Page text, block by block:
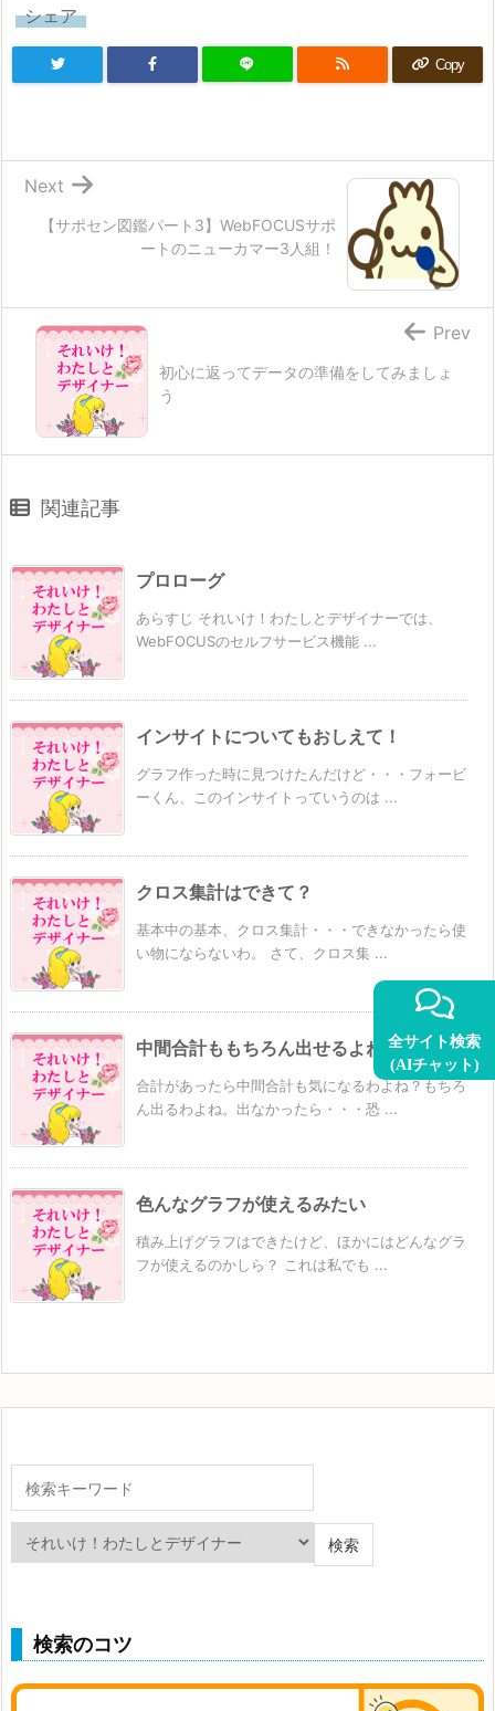
シェア
Copy
【サポセン図鑑パート3】WebFOCUSサポ
ートのニューカマー3人組！
Next
初心に返ってデータの準備をしてみましょ
う
Prev
関連記事
プロローグ
あらすじ それいけ！わたしとデザイナーでは、
WebFOCUSのセルフサービス機能 ...
インサイトについてもおしえて！
グラフ作った時に見つけたんだけど・・・フォービ
ーくん、このインサイトっていうのは ...
クロス集計はできて？
基本中の基本、クロス集計・・・できなかったら使
い物にならないわ。 さて、クロス集 ...
中間合計ももちろん出せるよね？
合計があったら中間合計も気になるわよね？もちろ
ん出るわよね。出なかったら・・・恐 ...
色んなグラフが使えるみたい
積み上げグラフはできたけど、ほかにはどんなグラ
フが使えるのかしら？ これは私でも ...
検索のコツ
全サイト検索
(AIチャット)